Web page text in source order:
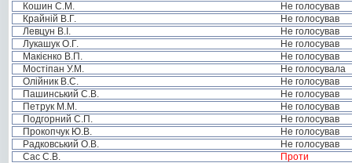
Кошин С.М.
Не голосував
Крайній В.Г.
Не голосував
Левцун В.І.
Не голосував
Лукашук О.Г.
Не голосував
Макієнко В.П.
Не голосував
Мостіпан У.М.
Не голосувала
Олійник В.С.
Не голосував
Пашинський С.В.
Не голосував
Петрук М.М.
Не голосував
Подгорний С.П.
Не голосував
Прокопчук Ю.В.
Не голосував
Радковський О.В.
Не голосував
Сас С.В.
Проти